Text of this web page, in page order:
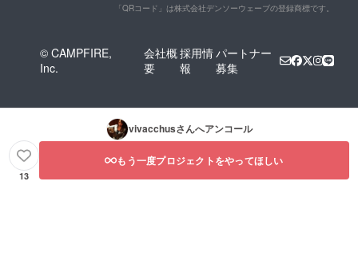
「QRコード」は株式会社デンソーウェーブの登録商標です。
© CAMPFIRE,
Inc.
会社概
要
採用情
報
パートナー
募集
vivacchusさんへアンコール
13
もう一度プロジェクトをやってほしい